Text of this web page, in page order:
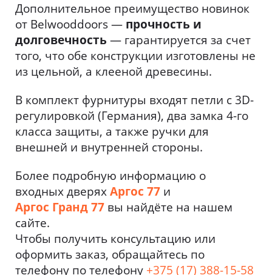
Дополнительное преимущество новинок
от Belwooddoors — прочность и
долговечность — гарантируется за счет
того, что обе конструкции изготовлены не
из цельной, а клееной древесины.
В комплект фурнитуры входят петли с 3D-
регулировкой (Германия), два замка 4-го
класса защиты, а также ручки для
внешней и внутренней стороны.
Более подробную информацию о
входных дверяхАргос 77 и
Аргос Гранд 77 вы найдёте на нашем
сайте.
Чтобы получить консультацию или
оформить заказ, обращайтесь по
телефону по телефону +375 (17) 388-15-58